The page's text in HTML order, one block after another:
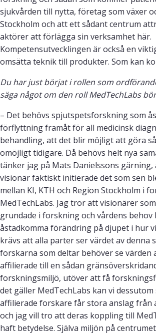
sjukvården till nytta, företag som växer
Stockholm och att ett sådant centrum
aktörer att förlägga sin verksamhet här.
Kompetensutvecklingen är också en
omsätta teknik till produkter. Som kan
Du har just börjat i rollen som
säga något om den roll MedTechLabs
– Det behövs spjutspetsforskning som
förflyttning framåt för all medicinsk
behandling, att det blir möjligt att göra
omöjligt tidigare. Då behövs helt nya
tänker jag på Mats Danielssons gärning,
visionär faktiskt initierade det som sen
mellan KI, KTH och Region Stockholm i
MedTechLabs. Jag tror att visionärer
grundade i forskning och vårdens
åstadkomma förändring på djupet i hur
krävs att alla parter ser värdet av denna
forskarna som deltar behöver se värden
affilierade till en sådan
forskningsmiljö, utöver att få
det gäller MedTechLabs kan vi
affilierade forskare får stora anslag från
och jag vill tro att deras koppling till
haft betydelse. Själva miljön på